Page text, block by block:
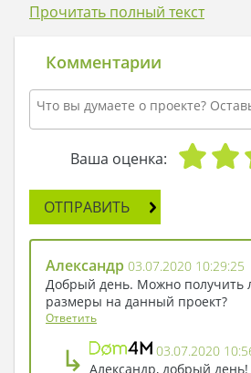
отдохнуть и
Дом не выглядел
ничего лишнего, и все же
именно ярким. Характер у
в окнах тускло горел
переливалась гладь
удивилась, что дом,
Гипнотизируя его глазами,
из дома вышел высокий
прямо к ней.
- Девушка, вы
поинтересовался он.
- О, я ищу… Да какая
на улице почти ночь? Знаете,
сейчас хочется присесть
льдом, - сказал Ему в ответ Ева.
Прочитать полный текст
Комментарии
Ваша оценка:
ОТПРАВИТЬ
Александр 03.07.2020 10:29:25
Добрый день. Можно получить
размеры на данный проект?
Ответить
↳
03.07.2020
Александр, добрый